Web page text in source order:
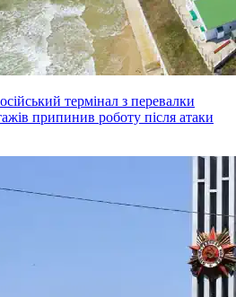
термінал з перевалки
припинив роботу після атаки